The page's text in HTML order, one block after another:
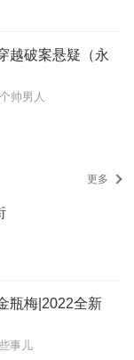
越破案悬疑（永
帅男人
更多
瓶梅|2022全新
事儿